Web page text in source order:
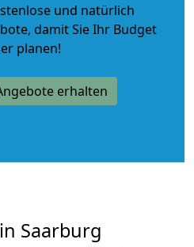
und natürlich
, damit Sie Ihr Budget
planen!
erhalten
Saarburg